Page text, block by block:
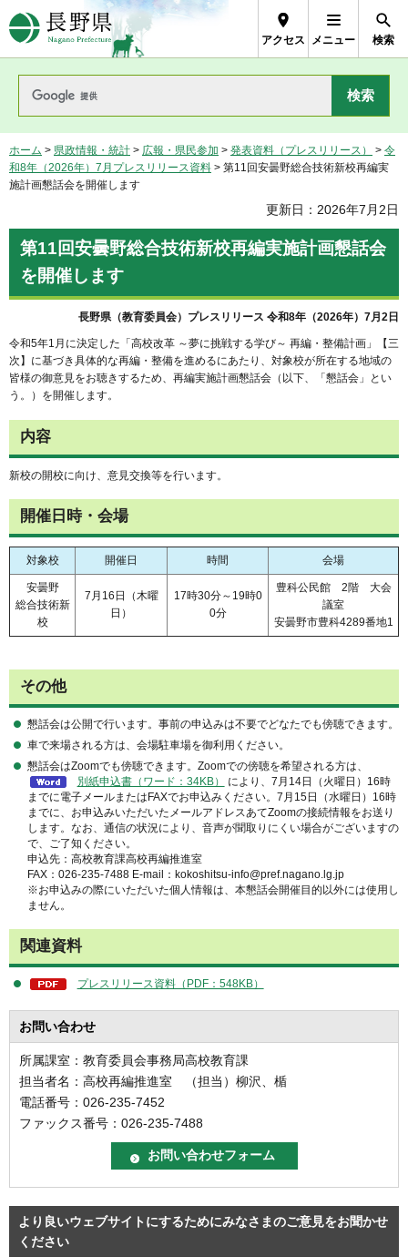
長野県Nagano Prefecture
アクセス メニュー 検索
ホーム > 県政情報・統計 > 広報・県民参加 > 発表資料（プレスリリース） > 令
和8年（2026年）7月プレスリリース資料 > 第11回安曇野総合技術新校再編実
施計画懇話会を開催します
更新日：2026年7月2日
第11回安曇野総合技術新校再編実施計画懇話会
を開催します
長野県（教育委員会）プレスリリース 令和8年（2026年）7月2日
令和5年1月に決定した「高校改革 ～夢に挑戦する学び～ 再編・整備計画」【三
次】に基づき具体的な再編・整備を進めるにあたり、対象校が所在する地域の
皆様の御意見をお聴きするため、再編実施計画懇話会（以下、「懇話会」とい
う。）を開催します。
内容
新校の開校に向け、意見交換等を行います。
開催日時・会場
対象校 開催日 時間 会場
安曇野
総合技術新
校
7月16日（木曜
日）
17時30分～19時0
0分
豊科公民館 2階 大会
議室
安曇野市豊科4289番地1
その他
懇話会は公開で行います。事前の申込みは不要でどなたでも傍聴できます。
車で来場される方は、会場駐車場を御利用ください。
懇話会はZoomでも傍聴できます。Zoomでの傍聴を希望される方は、
別紙申込書（ワード：34KB）
により、7月14日（火曜日）16時
までに電子メールまたはFAXでお申込みください。7月15日（水曜日）16時
までに、お申込みいただいたメールアドレスあてZoomの接続情報をお送り
します。なお、通信の状況により、音声が聞取りにくい場合がございますの
で、ご了知ください。
申込先：高校教育課高校再編推進室
FAX：026-235-7488 E-mail：kokoshitsu-info@pref.nagano.lg.jp
※お申込みの際にいただいた個人情報は、本懇話会開催目的以外には使用し
ません。
関連資料
プレスリリース資料（PDF：548KB）
お問い合わせ
所属課室：教育委員会事務局高校教育課
担当者名：高校再編推進室 （担当）柳沢、楯
電話番号：026-235-7452
ファックス番号：026-235-7488
より良いウェブサイトにするためにみなさまのご意見をお聞かせ
ください